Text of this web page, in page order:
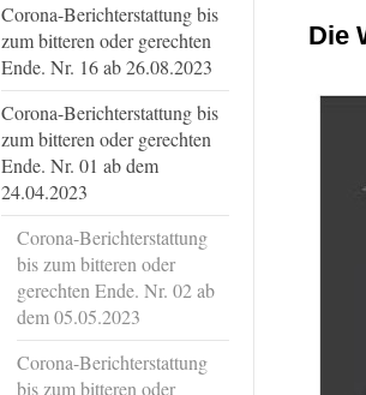
Corona-Berichterstattung bis
zum bitteren oder gerechten
Ende. Nr. 16 ab 26.08.2023
Corona-Berichterstattung bis
zum bitteren oder gerechten
Ende. Nr. 01 ab dem
24.04.2023
Corona-Berichterstattung
bis zum bitteren oder
gerechten Ende. Nr. 02 ab
dem 05.05.2023
Corona-Berichterstattung
bis zum bitteren oder
Die